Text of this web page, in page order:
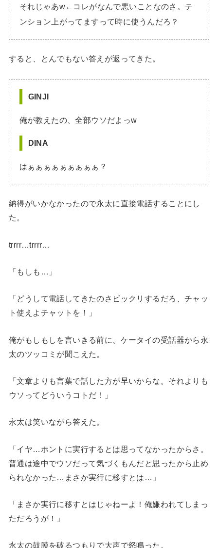
それじゃあw←コレがなんで悪いことなのさ。テ
ンション上がってますって時に使うんだろ？
すると、とんでもない答えが返ってきた。
GINJI
俺が教えたの、全部ウソだよっw
DINA
はぁぁぁぁぁぁぁぁぁ？
納得がいかなかったので永太に直接電話することにし
た。
trrrr…trrrr…
「もしも…」
「どうして電話してきたのさビックリするだろ、チャッ
ト使えよチャットを！」
俺がもしもしを言いきる前に、ケータイの受話器から永
太のツッコミが聞こえた。
「文章よりも言葉で話した方が早いからな。それよりも
ウソってどういうコトだ！」
永太は笑いながら答えた。
「イヤ…ホントに実行するとは思ってなかったからさ。
普通は途中でウソだって気づくもんだと思ったから止め
られなかった…まさか実行に移すとは…」
「まさか実行に移すとはじゃねーよ！俺嫌われてしまっ
ただろうが！」
永太の鼓膜を破るつもりで大声で怒鳴った。